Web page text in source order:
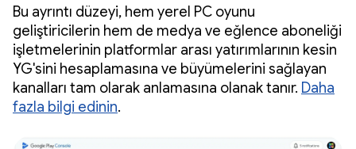
Bu ayrıntı düzeyi, hem yerel PC oyunu
geliştiricilerin hem de medya ve eğlence aboneliği
işletmelerinin platformlar arası yatırımlarının kesin
YG'sini hesaplamasına ve büyümelerini sağlayan
kanalları tam olarak anlamasına olanak tanır. Daha
fazla bilgi edinin.